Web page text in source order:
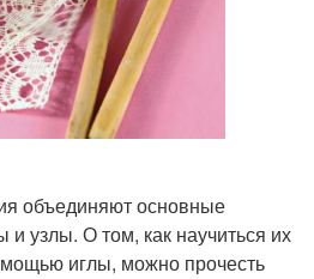
объединяют основные
узлы. О том, как научиться их
иглы, можно прочесть